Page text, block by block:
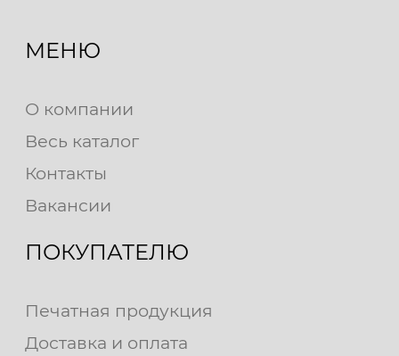
МЕНЮ
О компании
Весь каталог
Контакты
Вакансии
ПОКУПАТЕЛЮ
Печатная продукция
Доставка и оплата